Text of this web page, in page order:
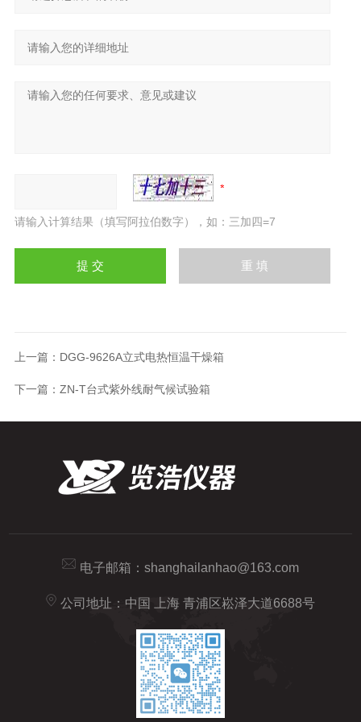
请输入计算结果（填写阿拉伯数字），如：三加四=7
上一篇： DGG-9626A立式电热恒温干燥箱
下一篇： ZN-T台式紫外线耐气候试验箱
电子邮箱： shanghailanhao@163.com
公司地址：中国 上海 青浦区崧泽大道6688号